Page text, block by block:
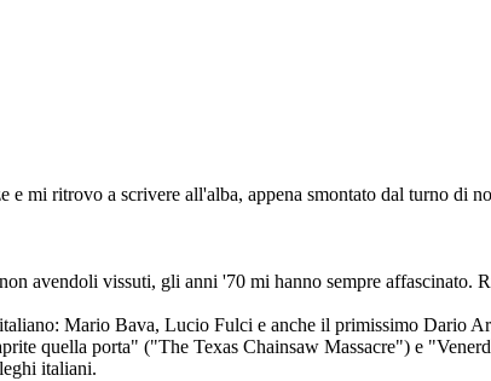
mi ritrovo a scrivere all'alba, appena smontato dal turno di
avendoli vissuti, gli anni '70 mi hanno sempre affascinato.
Mario Bava, Lucio Fulci e anche il primissimo Dario
quella porta" ("The Texas Chainsaw Massacre") e
italiani.